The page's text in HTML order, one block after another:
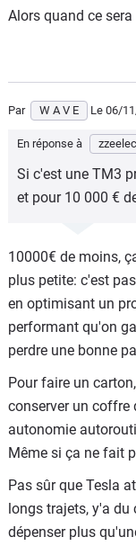
Alors quand ce
Par W A V E Le 06/
En réponse à zzeelec
Si c'est une TM3
et pour 10 000 €
10000€ de moins,
plus petite: c'est
en optimisant un
performant qu'on
perdre une bonne
Pour faire un
conserver un coffre
autonomie
Même si ça ne fait
Pas sûr que Tesla
longs trajets, y'a du
dépenser plus